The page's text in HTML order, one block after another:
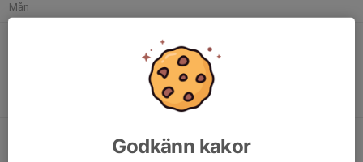
Mån
Godkänn kakor